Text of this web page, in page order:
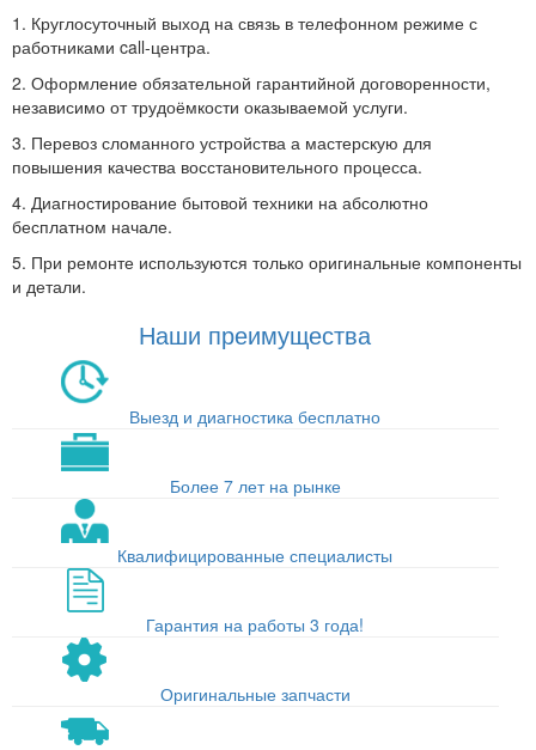
1. Круглосуточный выход на связь в телефонном режиме с
работниками call-центра.
2. Оформление обязательной гарантийной договоренности,
независимо от трудоёмкости оказываемой услуги.
3. Перевоз сломанного устройства а мастерскую для
повышения качества восстановительного процесса.
4. Диагностирование бытовой техники на абсолютно
бесплатном начале.
5. При ремонте используются только оригинальные компоненты
и детали.
Наши преимущества
Выезд и диагностика бесплатно
Более 7 лет на рынке
Квалифицированные специалисты
Гарантия на работы 3 года!
Оригинальные запчасти